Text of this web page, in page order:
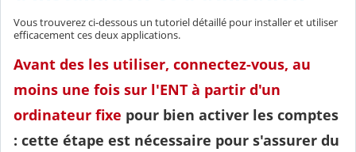
Vous trouverez ci-dessous un tutoriel détaillé pour installer et utiliser
efficacement ces deux applications.
Avant des les utiliser, connectez-vous, au
moins une fois sur l'ENT à partir d'un
ordinateur fixe pour bien activer les comptes
: cette étape est nécessaire pour s'assurer du